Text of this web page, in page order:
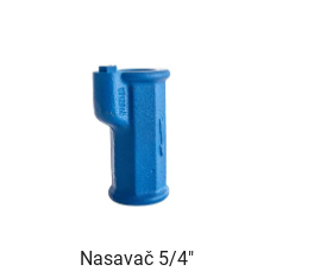
Nasavač 5/4"